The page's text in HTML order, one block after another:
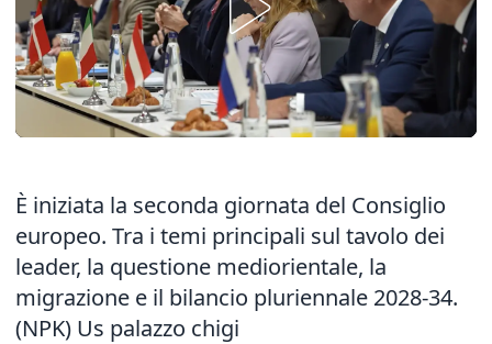
È iniziata la seconda giornata del Consiglio
europeo. Tra i temi principali sul tavolo dei
leader, la questione mediorientale, la
migrazione e il bilancio pluriennale 2028-34.
(NPK) Us palazzo chigi